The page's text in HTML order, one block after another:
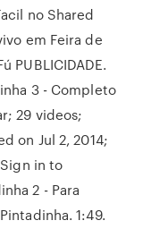
no Shared
em Feira de
PUBLICIDADE.
3 - Completo
29 videos;
on Jul 2, 2014;
in to
2 - Para
1:49.